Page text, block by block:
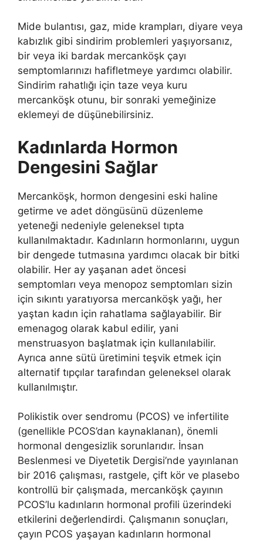
Mide bulantısı, gaz, mide krampları, diyare veya
kabızlık gibi sindirim problemleri yaşıyorsanız,
bir veya iki bardak mercanköşk çayı
semptomlarınızı hafifletmeye yardımcı olabilir.
Sindirim rahatlığı için taze veya kuru
mercanköşk otunu, bir sonraki yemeğinize
eklemeyi de düşünebilirsiniz.
Kadınlarda Hormon
Dengesini Sağlar
Mercanköşk, hormon dengesini eski haline
getirme ve adet döngüsünü düzenleme
yeteneği nedeniyle geleneksel tıpta
kullanılmaktadır. Kadınların hormonlarını, uygun
bir dengede tutmasına yardımcı olacak bir bitki
olabilir. Her ay yaşanan adet öncesi
semptomları veya menopoz semptomları sizin
için sıkıntı yaratıyorsa mercanköşk yağı, her
yaştan kadın için rahatlama sağlayabilir. Bir
emenagog olarak kabul edilir, yani
menstruasyon başlatmak için kullanılabilir.
Ayrıca anne sütü üretimini teşvik etmek için
alternatif tıpçılar tarafından geleneksel olarak
kullanılmıştır.
Polikistik over sendromu (PCOS) ve infertilite
(genellikle PCOS’dan kaynaklanan), önemli
hormonal dengesizlik sorunlarıdır. İnsan
Beslenmesi ve Diyetetik Dergisi’nde yayınlanan
bir 2016 çalışması, rastgele, çift kör ve plasebo
kontrollü bir çalışmada, mercanköşk çayının
PCOS’lu kadınların hormonal profili üzerindeki
etkilerini değerlendirdi. Çalışmanın sonuçları,
çayın PCOS yaşayan kadınların hormonal